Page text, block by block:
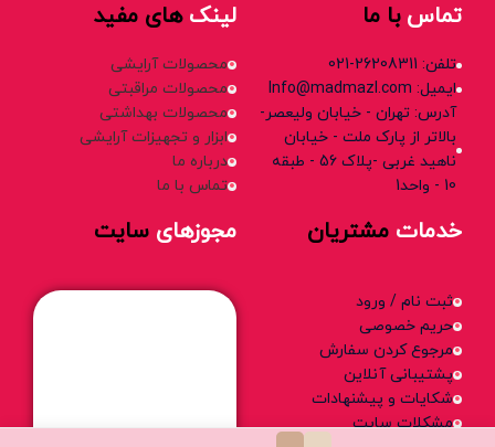
تماسبا ما
تلفن: 26208311-021
ایمیل: Info@madmazl.com
آدرس: تهران - خیابان ولیعصر-
بالاتر از پارک ملت - خیابان
ناهید غربی -پلاک 56 - طبقه
10 - واحد1
لینک های مفید
محصولات آرایشی
محصولات مراقبتی
محصولات بهداشتی
ابزار و تجهیزات آرایشی
درباره ما
تماس با ما
خدمات مشتریان
ثبت نام / ورود
حریم خصوصی
مرجوع کردن سفارش
پشتیبانی آنلاین
شکایات و پیشنهادات
مشکلات سایت
مجوزهای سایت